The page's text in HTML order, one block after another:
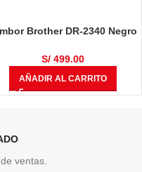
Brother DR-2340 Negro
S/499.00
AÑADIR AL CARRITO
ventas.